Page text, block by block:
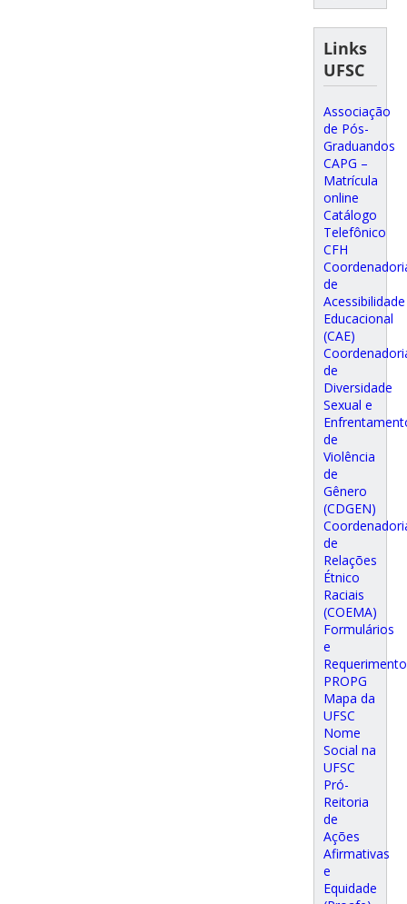
Links
UFSC
Associação
de Pós-
Graduandos
CAPG –
Matrícula
online
Catálogo
Telefônico
CFH
de
Acessibilidade
Educacional
(CAE)
de
Diversidade
Sexual e
de
Violência
de
Gênero
(CDGEN)
de
Relações
Étnico
Raciais
(COEMA)
Formulários
e
PROPG
Mapa da
UFSC
Nome
Social na
UFSC
Pró-
Reitoria
de
Ações
Afirmativas
e
Equidade